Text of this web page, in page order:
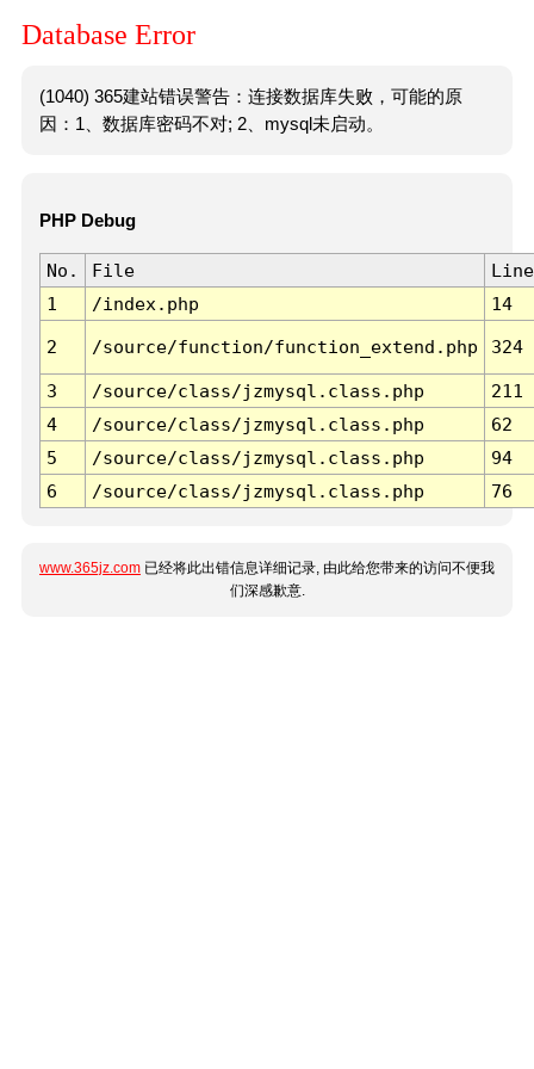
Database Error
(1040) 365建站错误警告：连接数据库失败，可能的原
因：1、数据库密码不对; 2、mysql未启动。
PHP Debug
No. File
Line
1
/index.php 14
2 /source/function/function_extend.php 324
3 /source/class/jzmysql.class.php
211
4
/source/class/jzmysql.class.php
62
5
/source/class/jzmysql.class.php
94
6
/source/class/jzmysql.class.php 76
www.365jz.com 已经将此出错信息详细记录, 由此给您带来的访问不便我
们深感歉意.